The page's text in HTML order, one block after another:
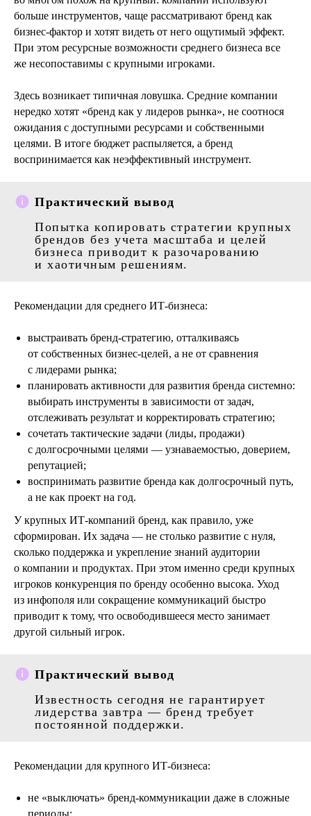
больше инструментов, чаще рассматривают бренд как
бизнес‑фактор и хотят видеть от него ощутимый эффект.
При этом ресурсные возможности среднего бизнеса все
же несопоставимы с крупными игроками.
Здесь возникает типичная ловушка. Средние компании
нередко хотят «бренд как у лидеров рынка», не соотнося
ожидания с доступными ресурсами и собственными
целями. В итоге бюджет распыляется, а бренд
воспринимается как неэффективный инструмент.
Практический вывод
Попытка копировать стратегии крупных
брендов без учета масштаба и целей
бизнеса приводит к разочарованию
и хаотичным решениям.
Рекомендации для среднего ИТ‑бизнеса:
выстраивать бренд‑стратегию, отталкиваясь
от собственных бизнес‑целей, а не от сравнения
с лидерами рынка;
планировать активности для развития бренда системно:
выбирать инструменты в зависимости от задач,
отслеживать результат и корректировать стратегию;
сочетать тактические задачи (лиды, продажи)
с долгосрочными целями — узнаваемостью, доверием,
репутацией;
воспринимать развитие бренда как долгосрочный путь,
а не как проект на год.
У крупных ИТ‑компаний бренд, как правило, уже
сформирован. Их задача — не столько развитие с нуля,
сколько поддержка и укрепление знаний аудитории
о компании и продуктах. При этом именно среди крупных
игроков конкуренция по бренду особенно высока. Уход
из инфополя или сокращение коммуникаций быстро
приводит к тому, что освободившееся место занимает
другой сильный игрок.
Практический вывод
Известность сегодня не гарантирует
лидерства завтра — бренд требует
постоянной поддержки.
Рекомендации для крупного ИТ‑бизнеса:
не «выключать» бренд‑коммуникации даже в сложные